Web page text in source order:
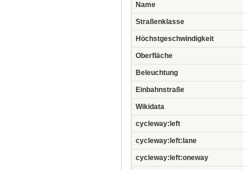
Name
Straßenklasse
Höchstgeschwindigkeit
Oberfläche
Beleuchtung
Einbahnstraße
Wikidata
cycleway:left
cycleway:left:lane
cycleway:left:oneway